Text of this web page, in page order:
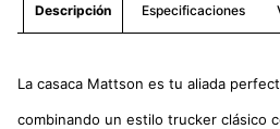
Descripción Especificaciones
La casaca Mattson es tu aliada
combinando un estilo trucker clásico